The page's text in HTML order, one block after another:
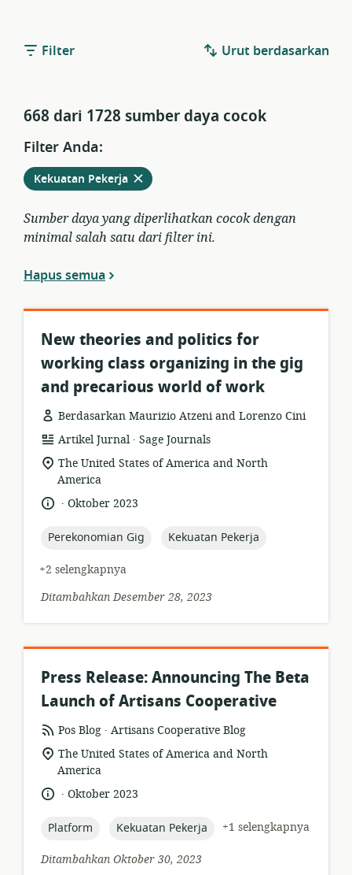
Filter Urut berdasarkan
668 dari 1728 sumber daya cocok
Filter Anda:
Hapus
Kekuatan Pekerjadari
filter
saat
ini
Sumber daya yang diperlihatkan cocok dengan
minimal salah satu dari filter ini.
Hapus semua
New theories and politics for
working class organizing in the gig
and precarious world of work
Berdasarkan Maurizio Atzeni and Lorenzo Cini
format
sumber
daya:
Artikel Jurnal .
penerbit:
Sage Journals
lokasi
relevan:
The United States of America and North
America
bahasa:
.
tanggal
Oktober 2023
topic:
Perekonomian Gig topic:
Kekuatan Pekerja
+2 selengkapnya
Ditambahkan Desember 28, 2023
Press Release: Announcing The Beta
Launch of Artisans Cooperative
format
sumber
daya:
Pos Blog .
penerbit:
Artisans Cooperative Blog
lokasi
relevan:
The United States of America and North
America
bahasa:
.
tanggal
Oktober 2023
topic:
Platform topic:
Kekuatan Pekerja
+1 selengkapnya
Ditambahkan Oktober 30, 2023